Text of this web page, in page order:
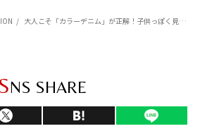
大人こそ「カラーデニム」が正解！子供っぽく見えず、即モダンに決まる“ちょうどいい”選び方
SNS SHARE